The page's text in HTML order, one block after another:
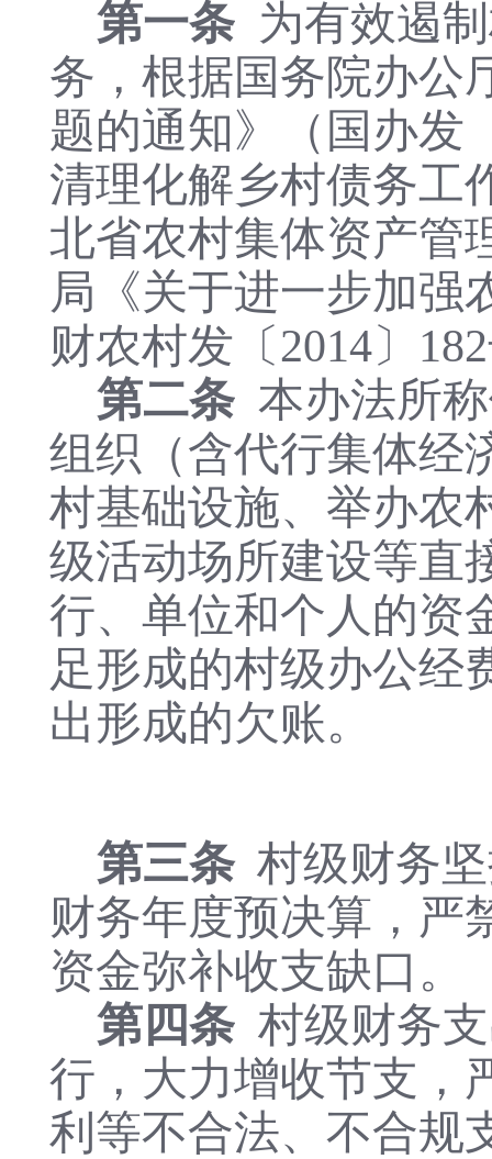
第一条 为有效遏
务，根据国务院办公
题的通知》（国办发
清理化解乡村债务工
北省农村集体资产管
局 《关于进一步加
财农村发 〔2014〕
第二条 本办法所
组织（含代行集体经
村基础设施、举办农
级活动场所建设等直
行、单位和个人的资
足形成的村级办公经
出形成的欠账。
第三条 村级财务
财务年度预决算，严
资金弥补收支缺口。
第四条 村级财务
行，大力增收节支，
利等不合法、不合规